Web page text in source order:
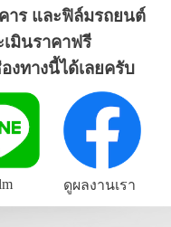
าร และฟิล์มรถยนต์
มินราคาฟรี
งทางนี้ได้เลยครับ
ดูผลงานเรา